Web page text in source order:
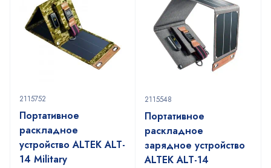
2115752
Портативное
раскладное
устройство ALTEK ALT-
14 Military
2115548
Портативное
раскладное
зарядное устройство
ALTEK ALT-14